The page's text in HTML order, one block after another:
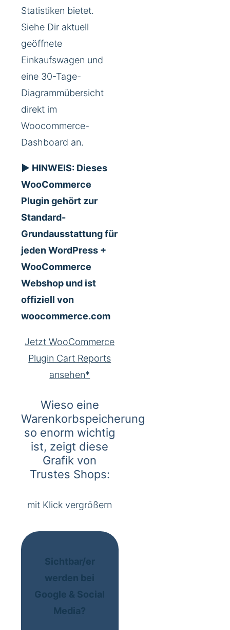
Statistiken bietet.
Siehe Dir aktuell
geöffnete
Einkaufswagen und
eine 30-Tage-
Diagrammübersicht
direkt im
Woocommerce-
Dashboard an.
► HINWEIS: Dieses
WooCommerce
Plugin gehört zur
Standard-
Grundausstattung für
jeden WordPress +
WooCommerce
Webshop und ist
offiziell von
woocommerce.com
Jetzt WooCommerce
Plugin Cart Reports
ansehen*
Wieso eine
Warenkorbspeicherung
so enorm wichtig
ist, zeigt diese
Grafik von
Trustes Shops:
mit Klick vergrößern
Sichtbar/er
werden bei
Google & Social
Media?